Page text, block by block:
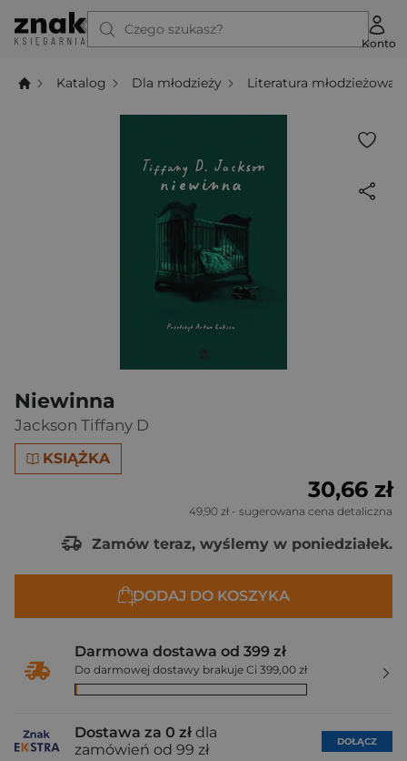
Czego szukasz?
Konto
Katalog Dla młodzieży Literatura młodzieżowa
Niewinna
Jackson Tiffany D
KSIĄŻKA
30,66 zł
49,90 zł - sugerowana cena detaliczna
Zamów teraz, wyślemy w poniedziałek.
DODAJ DO KOSZYKA
Darmowa dostawa od 399 zł
Do darmowej dostawy brakuje Ci 399,00 zł
Dostawa za 0 zł dla
zamówień od 99 zł
DOŁĄCZ